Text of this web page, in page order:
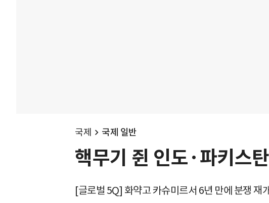
국제 국제 일반
핵무기 쥔 인도·파키스
[글로벌 5Q] 화약고 카슈미르서 6년 만에 분쟁 재